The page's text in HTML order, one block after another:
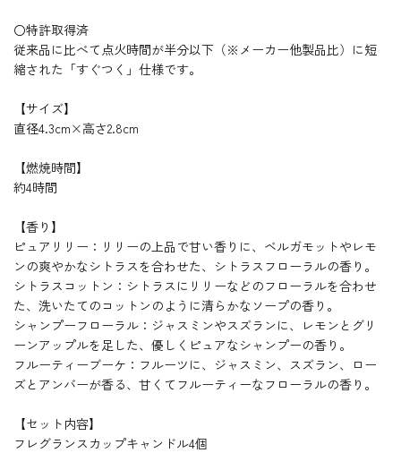
〇特許取得済
従来品に比べて点火時間が半分以下（※ メーカー他製品比）に短
縮された「すぐつく」仕様です。
【サイズ】
直径4.3cm×高さ2.8cm
【燃焼時間】
約4時間
【香り】
ピュアリリー：リリーの上品で甘い香りに、ベルガモットやレモ
ンの爽やかなシトラスを合わせた、シトラスフローラルの香り。
シトラスコットン： シトラスにリリーなどのフローラルを合わせ
た、洗いたてのコットンのように清らかなソープの香り。
シャンプーフローラル： ジャスミンやスズランに、レモンとグリ
ーンアップルを足した、優しくピュアなシャンプーの香り。
フルーティーブーケ： フルーツに、ジャスミン、スズラン、ロー
ズとアンバーが香る、甘くてフルーティーなフローラルの香り。
【セット内容】
フレグランスカップキャンドル4個